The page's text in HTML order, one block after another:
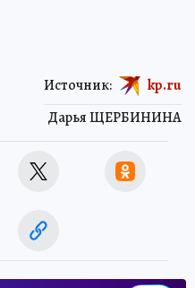
Дарья ЩЕРБИНИНА
Источник: kp.ru